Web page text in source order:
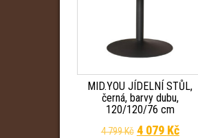
MID.YOU JÍDELNÍ STŮL,
černá, barvy dubu,
120/120/76 cm
4 799Kč Původní
4 079 Kč